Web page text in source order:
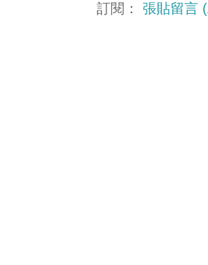
訂閱：張貼留言